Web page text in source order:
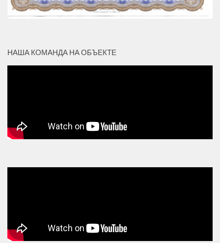
НАША КОМАНДА НА ОБЪЕКТЕ